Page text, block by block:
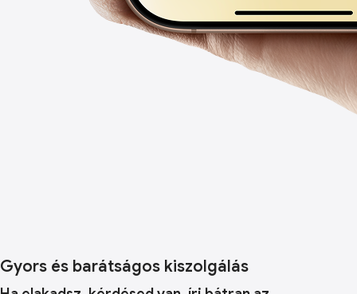
Gyors és barátságos kiszolgálás